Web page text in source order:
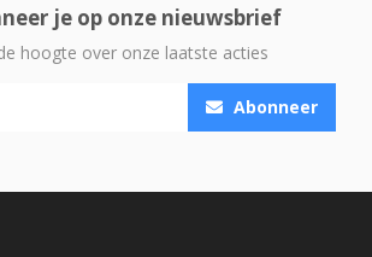
je op onze nieuwsbrief
hoogte over onze laatste acties
Abonneer